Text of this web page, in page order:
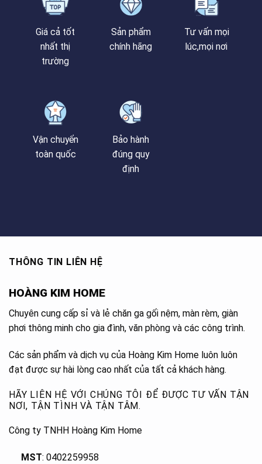
Giá cả tốt
nhất thị
trường
Sản phẩm
chính hãng
Tư vấn mọi
lúc,mọi nơi
Vận chuyển
toàn quốc
Bảo hành
đúng quy
định
THÔNG TIN LIÊN HỆ
HOÀNG KIM HOME
Chuyên cung cấp sỉ và lẻ chăn ga gối nệm, màn rèm, giàn
phơi thông minh cho gia đình, văn phòng và các công trình.
Các sản phẩm và dịch vụ của Hoàng Kim Home luôn luôn
đạt được sự hài lòng cao nhất của tất cả khách hàng.
HÃY LIÊN HỆ VỚI CHÚNG TÔI ĐỂ ĐƯỢC TƯ VẤN TẬN
NƠI, TẬN TÌNH VÀ TẬN TÂM.
Công ty TNHH Hoàng Kim Home
MST: 0402259958